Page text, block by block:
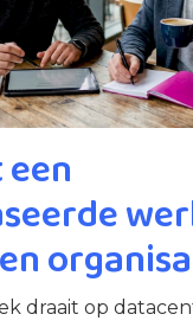
draait op